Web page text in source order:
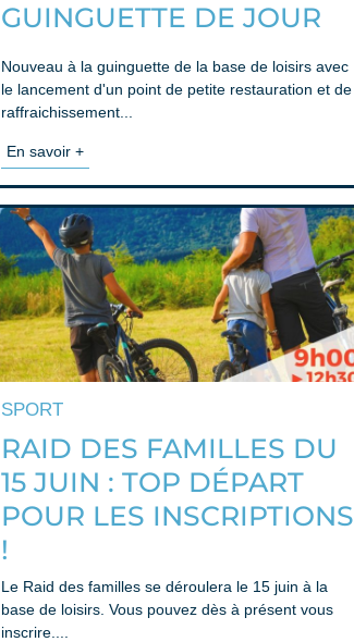
GUINGUETTE DE JOUR
Nouveau à la guinguette de la base de loisirs avec
le lancement d'un point de petite restauration et de
raffraichissement...
En savoir +
SPORT
RAID DES FAMILLES DU
15 JUIN : TOP DÉPART
POUR LES INSCRIPTIONS
!
Le Raid des familles se déroulera le 15 juin à la
base de loisirs. Vous pouvez dès à présent vous
inscrire....